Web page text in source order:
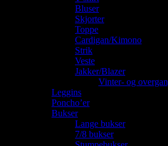
Bluser
Skjorter
Toppe
Cardigan/Kimono
Strik
Veste
Jakker/Blazer
Vinter- og
Leggins
Poncho’er
Bukser
Lange bukser
7/8 bukser